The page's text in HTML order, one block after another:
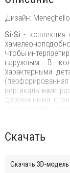
Дизайн:
Si-Si- коллекция
чтобы
наружным. В
характерными
вертикальными
деревянными
подходят для
Особенности:
сиденье и
Скачать
Скачать 3D-модель